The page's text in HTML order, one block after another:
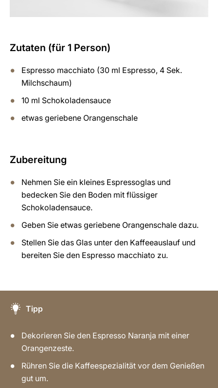
Zutaten (für 1 Person)
Espresso macchiato (30 ml Espresso, 4 Sek.
Milchschaum)
10 ml Schokoladensauce
etwas geriebene Orangenschale
Zubereitung
Nehmen Sie ein kleines Espressoglas und
bedecken Sie den Boden mit flüssiger
Schokoladensauce.
Geben Sie etwas geriebene Orangenschale dazu.
Stellen Sie das Glas unter den Kaffeeauslauf und
bereiten Sie den Espresso macchiato zu.
Tipp
Dekorieren Sie den Espresso Naranja mit einer
Orangenzeste.
Rühren Sie die Kaffeespezialität vor dem Genießen
gut um.